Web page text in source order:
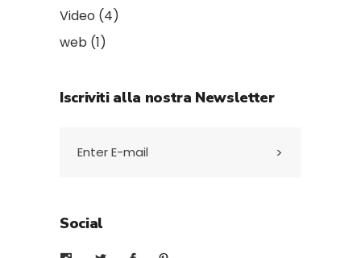
Video (4)
web (1)
Iscriviti alla nostra Newsletter
Social